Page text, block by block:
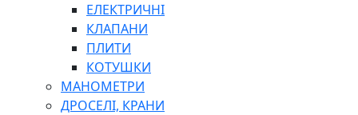
ЕЛЕКТРИЧНІ
КЛАПАНИ
ПЛИТИ
КОТУШКИ
МАНОМЕТРИ
ДРОСЕЛІ, КРАНИ